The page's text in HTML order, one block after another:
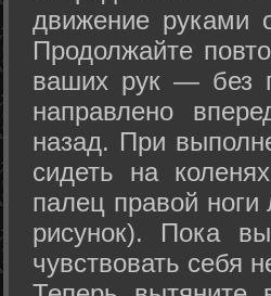
движение руками
Продолжайте
ваших рук — без
направлено
назад. При
сидеть на
палец правой
рисунок). Пока
чувствовать себя